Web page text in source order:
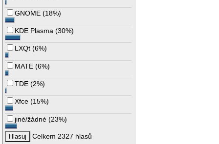
GNOME (18%)
KDE Plasma (30%)
LXQt (6%)
MATE (6%)
TDE (2%)
Xfce (15%)
jiné/žádné (23%)
Celkem 2327 hlasů